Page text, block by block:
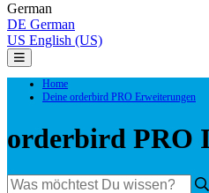
German
DE German
US English (US)
Home
Deine orderbird PRO Erweiterungen
orderbird PRO